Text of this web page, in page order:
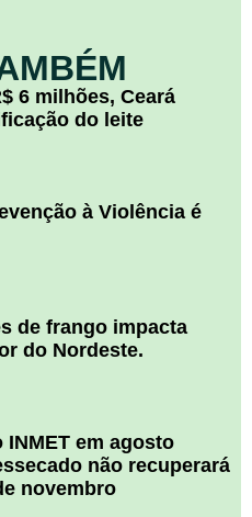
6 milhões, Ceará
do leite
à Violência é
de frango impacta
do Nordeste.
em agosto
não recuperará
novembro